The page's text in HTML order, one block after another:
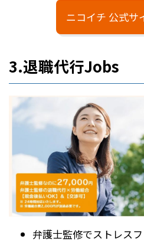
ニコイチ 公式サ
3.退職代行Jobs
弁護士監修でストレス